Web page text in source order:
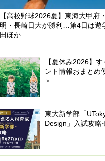
【高校野球2026夏】東海大甲府
明・長崎日大が勝利…第4日は遊
田ほか
【夏休み2026】
ント情報おまとめ
＞
東大新学部「
Design」入試攻略